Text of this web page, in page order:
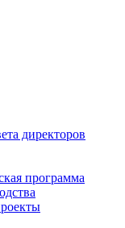
директоров
программа